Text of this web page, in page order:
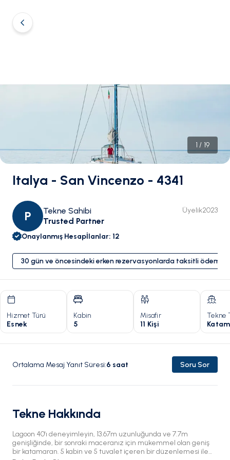
1 / 19
Italya - San Vincenzo - 4341
P
Tekne Sahibi
Trusted Partner
Üyelik2023
Onaylanmış Hesapİlanlar: 12
30 gün ve öncesindeki erken rezervasyonlarda taksitli ödeme
Hizmet Türü
Esnek
Kabin
5
Misafir
11 Kişi
Tekne
Ortalama Mesaj Yanıt Süresi:6 saat Soru Sor
Tekne Hakkında
Lagoon 40'ı deneyimleyin, 13.67m uzunluğunda ve 7.7m
genişliğinde, bir sonraki maceranız için mükemmel olan geniş
bir katamaran. 5 kabin ve 5 tuvalet içeren bir düzenlemesi ile